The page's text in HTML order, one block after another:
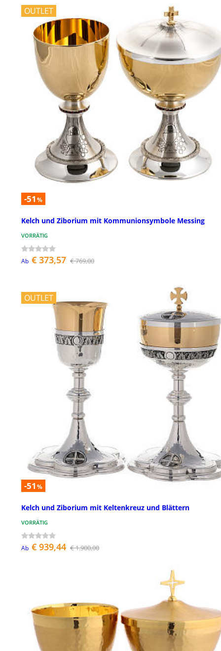
OUTLET
-51 %
Kelch und Ziborium mit Kommunionsymbole Messing
VORRÄTIG
Ab € 373,57 € 769,00
OUTLET
-51 %
Kelch und Ziborium mit Keltenkreuz und Blättern
VORRÄTIG
Ab € 939,44 € 1.900,00